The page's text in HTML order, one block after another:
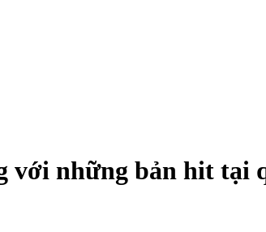
với những bản hit tại